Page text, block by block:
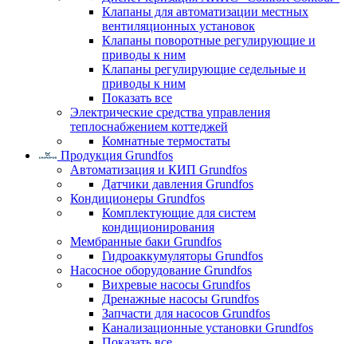
Клапаны для автоматизации местных
вентиляционных установок
Клапаны поворотные регулирующие и
приводы к ним
Клапаны регулирующие седельные и
приводы к ним
Показать все
Электрические средства управления
теплоснабжением коттеджей
Комнатные термостаты
Продукция Grundfos
Автоматизация и КИП Grundfos
Датчики давления Grundfos
Кондиционеры Grundfos
Комплектующие для систем
кондиционирования
Мембранные баки Grundfos
Гидроаккумуляторы Grundfos
Насосное оборудование Grundfos
Вихревые насосы Grundfos
Дренажные насосы Grundfos
Запчасти для насосов Grundfos
Канализационные установки Grundfos